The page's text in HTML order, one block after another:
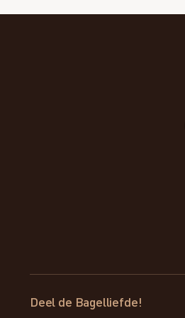
Deel de Bagelliefde!